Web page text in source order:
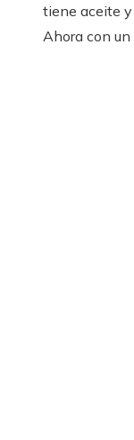
tiene aceite y
Ahora con un